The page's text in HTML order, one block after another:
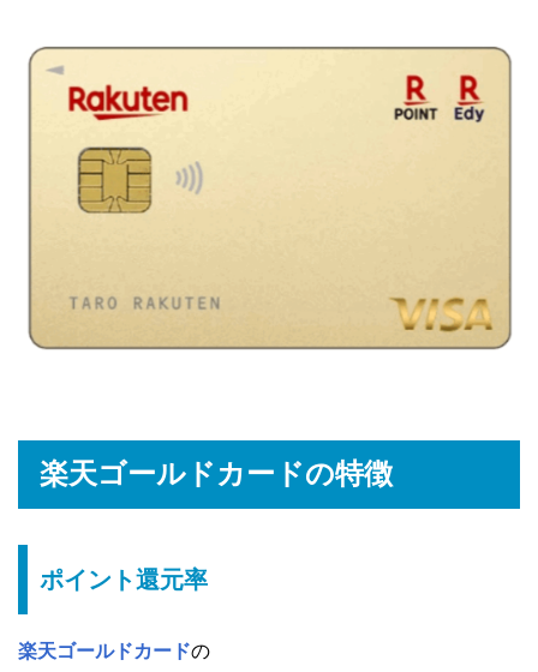
楽天ゴールドカードの特徴
ポイント還元率
楽天ゴールドカードの